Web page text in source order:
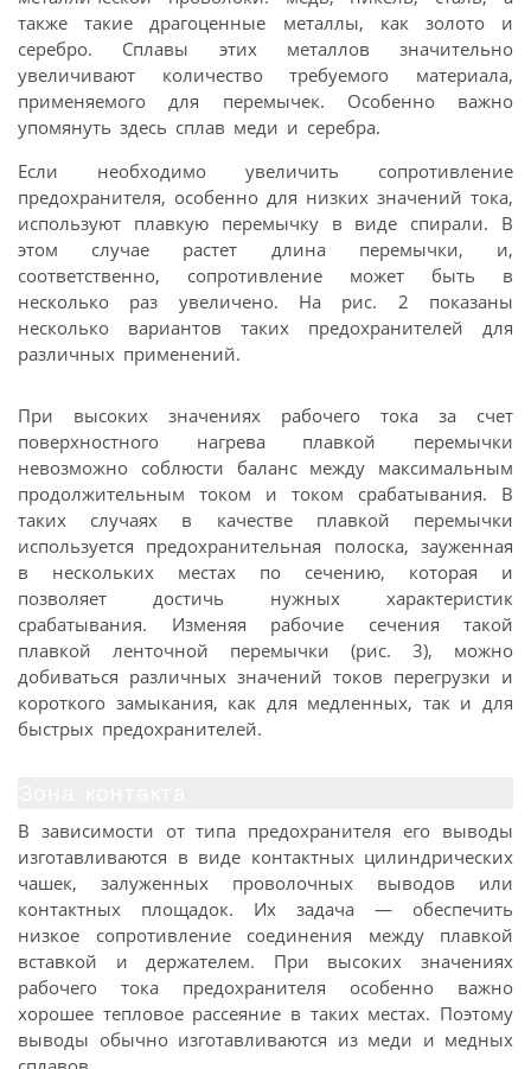
также такие драгоценные металлы, как золото и
серебро. Сплавы этих металлов значительно
увеличивают количество требуемого материала,
применяемого для перемычек. Особенно важно
упомянуть здесь сплав меди и серебра.
Если необходимо увеличить сопротивление
предохранителя, особенно для низких значений тока,
используют плавкую перемычку в виде спирали. В
этом случае растет длина перемычки, и,
соответственно, сопротивление может быть в
несколько раз увеличено. На рис. 2 показаны
несколько вариантов таких предохранителей для
различных применений.
При высоких значениях рабочего тока за счет
поверхностного нагрева плавкой перемычки
невозможно соблюсти баланс между максимальным
продолжительным током и током срабатывания. В
таких случаях в качестве плавкой перемычки
используется предохранительная полоска, зауженная
в нескольких местах по сечению, которая и
позволяет достичь нужных характеристик
срабатывания. Изменяя рабочие сечения такой
плавкой ленточной перемычки (рис. 3), можно
добиваться различных значений токов перегрузки и
короткого замыкания, как для медленных, так и для
быстрых предохранителей.
В зависимости от типа предохранителя его выводы
изготавливаются в виде контактных цилиндрических
чашек, залуженных проволочных выводов или
контактных площадок. Их задача — обеспечить
низкое сопротивление соединения между плавкой
вставкой и держателем. При высоких значениях
рабочего тока предохранителя особенно важно
хорошее тепловое рассеяние в таких местах. Поэтому
выводы обычно изготавливаются из меди и медных